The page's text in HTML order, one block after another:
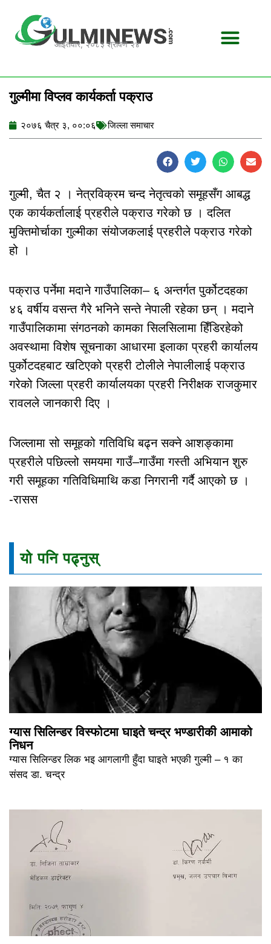
content
आईतवार, २०८३ श्रावण २४
गुल्मीमा विप्लव कार्यकर्ता पक्राउ
२०७६ चैत्र ३, ००:०६ जिल्ला समाचार
गुल्मी, चैत २ । नेत्रविक्रम चन्द नेतृत्वको समूहसँग आबद्ध
एक कार्यकर्तालाई प्रहरीले पक्राउ गरेको छ । दलित
मुक्तिमोर्चाका गुल्मीका संयोजकलाई प्रहरीले पक्राउ गरेको
हो ।
पक्राउ पर्नेमा मदाने गाउँपालिका– ६ अन्तर्गत पुर्कोटदहका
४६ वर्षीय वसन्त गैरे भनिने सन्ते नेपाली रहेका छन् । मदाने
गाउँपालिकामा संगठनको कामका सिलसिलामा हिँडिरहेको
अवस्थामा विशेष सूचनाका आधारमा इलाका प्रहरी कार्यालय
पुर्कोटदहबाट खटिएको प्रहरी टोलीले नेपालीलाई पक्राउ
गरेको जिल्ला प्रहरी कार्यालयका प्रहरी निरीक्षक राजकुमार
रावलले जानकारी दिए ।
जिल्लामा सो समूहको गतिविधि बढ्न सक्ने आशङ्कामा
प्रहरीले पछिल्लो समयमा गाउँ–गाउँमा गस्ती अभियान शुरु
गरी समूहका गतिविधिमाथि कडा निगरानी गर्दै आएको छ ।
-रासस
यो पनि पढ्नुस्
ग्यास सिलिन्डर विस्फोटमा घाइते चन्द्र भण्डारीकी आमाको
निधन
ग्यास सिलिन्डर लिक भइ आगलागी हुँदा घाइते भएकी गुल्मी – १ का
संसद डा. चन्द्र